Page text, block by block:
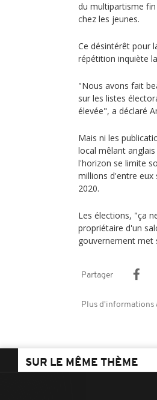
du multipartisme
chez les jeunes.
Ce désintérêt pour
répétition inquiète
"Nous avons fait
sur les listes
élevée", a déclaré
Mais ni les
local mêlant
l'horizon se limite
millions d'entre eux
2020.
Les élections, "ça
propriétaire d'un
gouvernement met
Partager
Plus d'informations
SUR LE MÊME THÈME